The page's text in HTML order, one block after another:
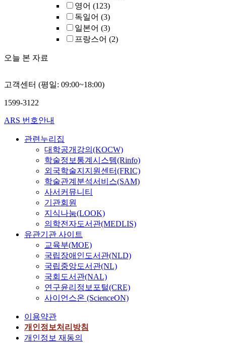
영어 (123)
독일어 (3)
일본어 (3)
프랑스어 (2)
오늘 본 자료
고객센터 (평일: 09:00~18:00)
1599-3122
ARS 번호안내
관련누리집
대학공개강의(KOCW)
학술정보통계시스템(Rinfo)
외국학술지지원센터(FRIC)
학술관계분석서비스(SAM)
사서커뮤니티
기관회원
지식나눔(LOOK)
의학전자도서관(MEDLIS)
유관기관 사이트
교육부(MOE)
국립장애인도서관(NLD)
국립중앙도서관(NL)
국회도서관(NAL)
연구윤리정보포털(CRE)
사이언스온 (ScienceON)
이용약관
개인정보처리방침
개인정보 재동의